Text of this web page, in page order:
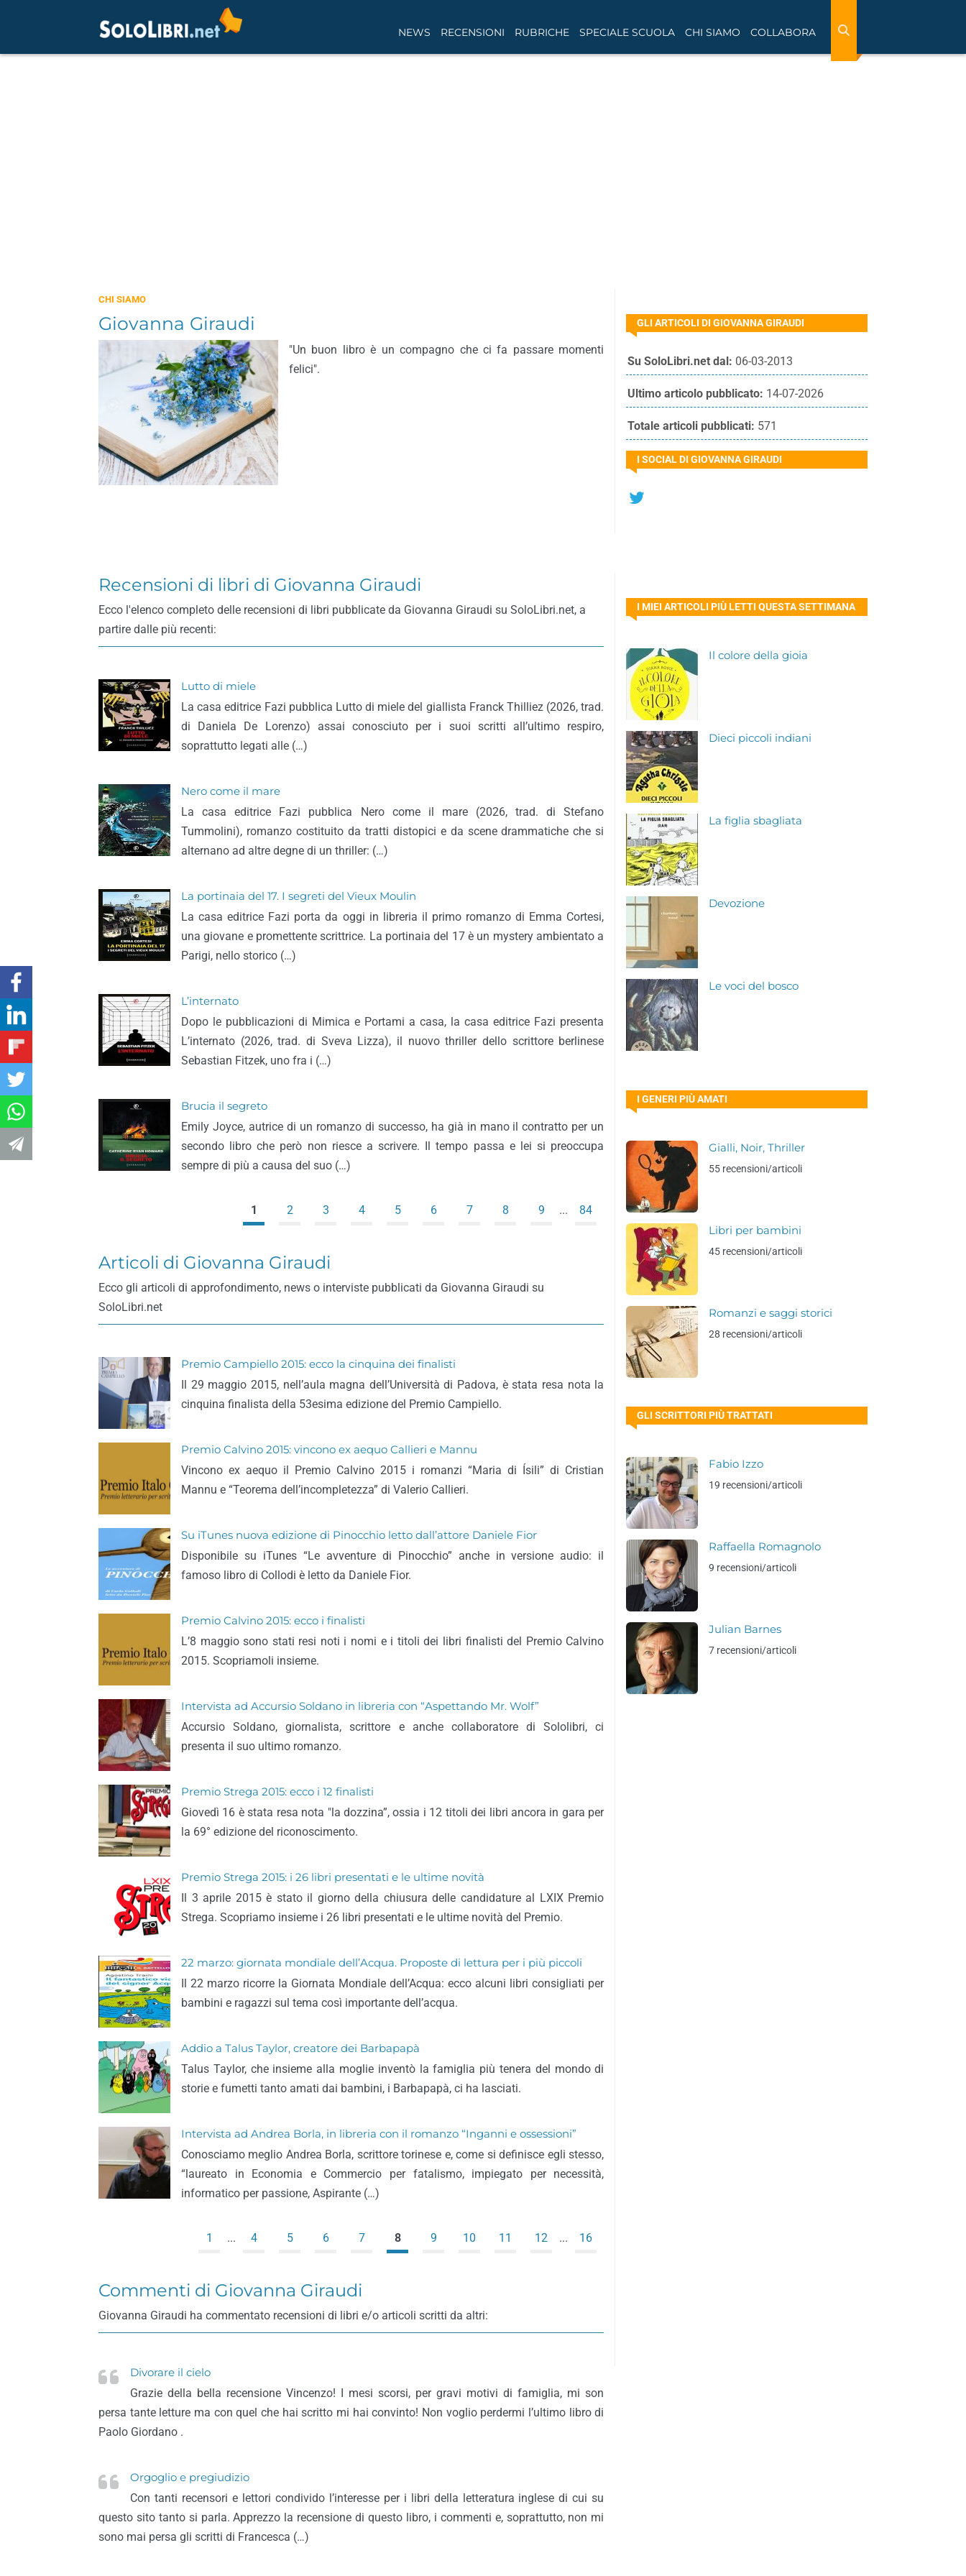
NEWS RECENSIONI RUBRICHE SPECIALE SCUOLA CHI SIAMO COLLABORA
CHI SIAMO
Giovanna Giraudi
"Un buon libro è un compagno che ci fa passare momenti
felici".
GLI ARTICOLI DI GIOVANNA GIRAUDI
Su SoloLibri.net dal: 06-03-2013
Ultimo articolo pubblicato: 14-07-2026
Totale articoli pubblicati: 571
I SOCIAL DI GIOVANNA GIRAUDI
Recensioni di libri di Giovanna Giraudi
Ecco l'elenco completo delle recensioni di libri pubblicate da Giovanna Giraudi su SoloLibri.net, a
partire dalle più recenti:
Lutto di miele
La casa editrice Fazi pubblica Lutto di miele del giallista Franck Thilliez (2026, trad.
di Daniela De Lorenzo) assai conosciuto per i suoi scritti all’ultimo respiro,
soprattutto legati alle (…)
Nero come il mare
La casa editrice Fazi pubblica Nero come il mare (2026, trad. di Stefano
Tummolini), romanzo costituito da tratti distopici e da scene drammatiche che si
alternano ad altre degne di un thriller: (…)
La portinaia del 17. I segreti del Vieux Moulin
La casa editrice Fazi porta da oggi in libreria il primo romanzo di Emma Cortesi,
una giovane e promettente scrittrice. La portinaia del 17 è un mystery ambientato a
Parigi, nello storico (…)
L’internato
Dopo le pubblicazioni di Mimica e Portami a casa, la casa editrice Fazi presenta
L’internato (2026, trad. di Sveva Lizza), il nuovo thriller dello scrittore berlinese
Sebastian Fitzek, uno fra i (…)
Brucia il segreto
Emily Joyce, autrice di un romanzo di successo, ha già in mano il contratto per un
secondo libro che però non riesce a scrivere. Il tempo passa e lei si preoccupa
sempre di più a causa del suo (…)
1 2 3 4 5 6 7 8 9 ... 84
Articoli di Giovanna Giraudi
Ecco gli articoli di approfondimento, news o interviste pubblicati da Giovanna Giraudi su
SoloLibri.net
Premio Campiello 2015: ecco la cinquina dei finalisti
Il 29 maggio 2015, nell’aula magna dell’Università di Padova, è stata resa nota la
cinquina finalista della 53esima edizione del Premio Campiello.
Premio Calvino 2015: vincono ex aequo Callieri e Mannu
Vincono ex aequo il Premio Calvino 2015 i romanzi “Maria di Ísili” di Cristian
Mannu e “Teorema dell’incompletezza” di Valerio Callieri.
Su iTunes nuova edizione di Pinocchio letto dall’attore Daniele Fior
Disponibile su iTunes “Le avventure di Pinocchio” anche in versione audio: il
famoso libro di Collodi è letto da Daniele Fior.
Premio Calvino 2015: ecco i finalisti
L’8 maggio sono stati resi noti i nomi e i titoli dei libri finalisti del Premio Calvino
2015. Scopriamoli insieme.
Intervista ad Accursio Soldano in libreria con “Aspettando Mr. Wolf”
Accursio Soldano, giornalista, scrittore e anche collaboratore di Sololibri, ci
presenta il suo ultimo romanzo.
Premio Strega 2015: ecco i 12 finalisti
Giovedì 16 è stata resa nota "la dozzina”, ossia i 12 titoli dei libri ancora in gara per
la 69° edizione del riconoscimento.
Premio Strega 2015: i 26 libri presentati e le ultime novità
Il 3 aprile 2015 è stato il giorno della chiusura delle candidature al LXIX Premio
Strega. Scopriamo insieme i 26 libri presentati e le ultime novità del Premio.
22 marzo: giornata mondiale dell’Acqua. Proposte di lettura per i più piccoli
Il 22 marzo ricorre la Giornata Mondiale dell’Acqua: ecco alcuni libri consigliati per
bambini e ragazzi sul tema così importante dell’acqua.
Addio a Talus Taylor, creatore dei Barbapapà
Talus Taylor, che insieme alla moglie inventò la famiglia più tenera del mondo di
storie e fumetti tanto amati dai bambini, i Barbapapà, ci ha lasciati.
Intervista ad Andrea Borla, in libreria con il romanzo “Inganni e ossessioni”
Conosciamo meglio Andrea Borla, scrittore torinese e, come si definisce egli stesso,
“laureato in Economia e Commercio per fatalismo, impiegato per necessità,
informatico per passione, Aspirante (…)
1 ... 4 5 6 7 8 9 10 11 12 ... 16
Commenti di Giovanna Giraudi
Giovanna Giraudi ha commentato recensioni di libri e/o articoli scritti da altri:
Divorare il cielo
Grazie della bella recensione Vincenzo! I mesi scorsi, per gravi motivi di famiglia, mi son
persa tante letture ma con quel che hai scritto mi hai convinto! Non voglio perdermi l’ultimo libro di
Paolo Giordano .
Orgoglio e pregiudizio
Con tanti recensori e lettori condivido l’interesse per i libri della letteratura inglese di cui su
questo sito tanto si parla. Apprezzo la recensione di questo libro, i commenti e, soprattutto, non mi
sono mai persa gli scritti di Francesca (…)
I MIEI ARTICOLI PIÙ LETTI QUESTA SETTIMANA
Il colore della gioia
Dieci piccoli indiani
La figlia sbagliata
Devozione
Le voci del bosco
I GENERI PIÙ AMATI
Gialli, Noir, Thriller
55 recensioni/articoli
Libri per bambini
45 recensioni/articoli
Romanzi e saggi storici
28 recensioni/articoli
GLI SCRITTORI PIÙ TRATTATI
Fabio Izzo
19 recensioni/articoli
Raffaella Romagnolo
9 recensioni/articoli
Julian Barnes
7 recensioni/articoli